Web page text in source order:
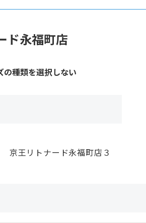
ド永福町店
の種類を選択しない
京王リトナード永福町店３